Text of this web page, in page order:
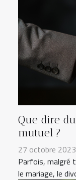
Que dire
mutuel ?
27 octobre
Parfois, malgré
le mariage, le